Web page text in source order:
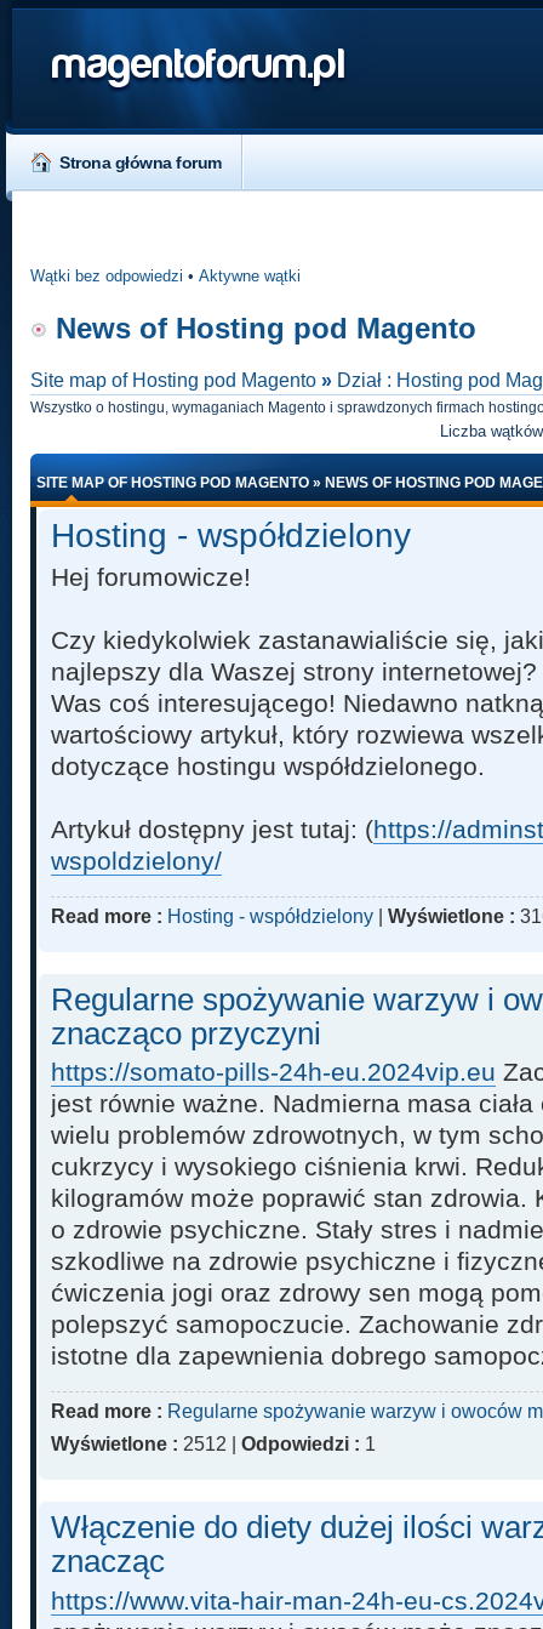
magentoforum.pl
Strona główna forum
Wątki bez odpowiedzi • Aktywne wątki
News of Hosting pod Magento
Site map of Hosting pod Magento » Dział : Hosting pod
Wszystko o hostingu, wymaganiach Magento i sprawdzonych firmach
Liczba
SITE MAP OF HOSTING POD MAGENTO » NEWS OF HOSTING POD
Hosting - współdzielony
Hej forumowicze!
Czy kiedykolwiek zastanawialiście się,
najlepszy dla Waszej strony
Was coś interesującego! Niedawno
wartościowy artykuł, który rozwiewa
dotyczące hostingu współdzielonego.
Artykuł dostępny jest tutaj: (https://
wspoldzielony/
Read more : Hosting - współdzielony Wyświetlone :
Regularne spożywanie warzyw i
znacząco przyczyni
https://somato-pills-24h-eu.2024vip.eu
jest równie ważne. Nadmierna masa
wielu problemów zdrowotnych, w tym
cukrzycy i wysokiego ciśnienia krwi.
kilogramów może poprawić stan zdrowia.
o zdrowie psychiczne. Stały stres i
szkodliwe na zdrowie psychiczne i
ćwiczenia jogi oraz zdrowy sen mogą
polepszyć samopoczucie. Zachowanie
istotne dla zapewnienia dobrego
Read more : Regularne spożywanie warzyw i owoców
Wyświetlone : 2512 | Odpowiedzi : 1
Włączenie do diety dużej ilości
znacząc
https://www.vita-hair-man-24h-eu-